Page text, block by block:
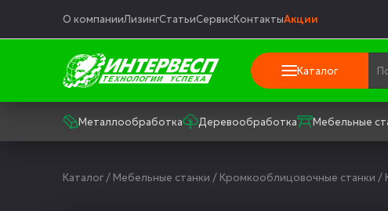
О компанииЛизингСтатьиСервисКонтактыАкции
Каталог
Металлообработка Деревообработка Мебельные
Каталог/ Мебельные станки / Кромкооблицовочные станки /